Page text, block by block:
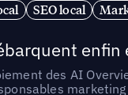
SEO local
des AI